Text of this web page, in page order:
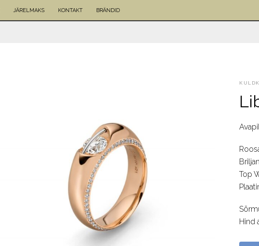
JÄRELMAKS KONTAKT BRÄNDID
Top
Hind